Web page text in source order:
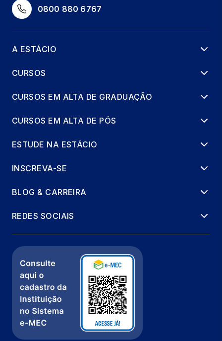
0800 880 6767
A ESTÁCIO
CURSOS
CURSOS EM ALTA DE GRADUAÇÃO
CURSOS EM ALTA DE PÓS
ESTUDE NA ESTÁCIO
INSCREVA-SE
BLOG & CARREIRA
REDES SOCIAIS